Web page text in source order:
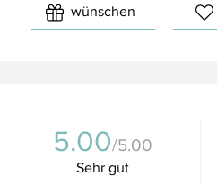
wünschen
5.00/5.00
Sehr gut